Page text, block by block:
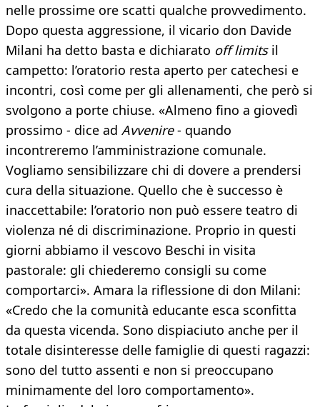
nelle prossime ore scatti qualche provvedimento.
Dopo questa aggressione, il vicario don Davide
Milani ha detto basta e dichiarato off limitsil
campetto: l’oratorio resta aperto per catechesi e
incontri, così come per gli allenamenti, che però si
svolgono a porte chiuse. «Almeno fino a giovedì
prossimo - dice ad Avvenire- quando
incontreremo l’amministrazione comunale.
Vogliamo sensibilizzare chi di dovere a prendersi
cura della situazione. Quello che è successo è
inaccettabile: l’oratorio non può essere teatro di
violenza né di discriminazione. Proprio in questi
giorni abbiamo il vescovo Beschi in visita
pastorale: gli chiederemo consigli su come
comportarci». Amara la riflessione di don Milani:
«Credo che la comunità educante esca sconfitta
da questa vicenda. Sono dispiaciuto anche per il
totale disinteresse delle famiglie di questi ragazzi:
sono del tutto assenti e non si preoccupano
minimamente del loro comportamento».